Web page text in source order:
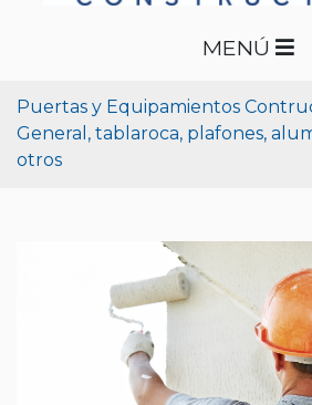
MENÚ
Puertas y Equipamientos
General, tablaroca, plafones,
otros